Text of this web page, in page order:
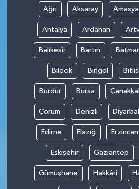
Ağrı Aksaray Amasya
Antalya Ardahan
Balıkesir Bartın
Bilecik Bingöl Bitlis
Burdur Bursa
Çorum Denizli
Edirne Elazığ Erzincan
Eskişehir Gaziantep
Gümüşhane Hakkâri